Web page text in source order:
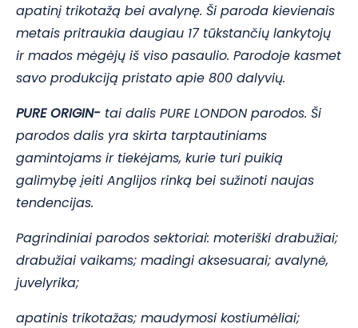
apatinį trikotažą bei avalynę. Ši paroda kievienais
metais pritraukia daugiau 17 tūkstančių lankytojų
ir mados mėgėjų iš viso pasaulio. Parodoje kasmet
savo produkciją pristato apie 800 dalyvių.
PURE ORIGIN- tai dalis PURE LONDON parodos. Ši
parodos dalis yra skirta tarptautiniams
gamintojams ir tiekėjams, kurie turi puikią
galimybę įeiti Anglijos rinką bei sužinoti naujas
tendencijas.
Pagrindiniai parodos sektoriai: moteriški drabužiai;
drabužiai vaikams; madingi aksesuarai; avalynė,
juvelyrika;
apatinis trikotažas; maudymosi kostiumėliai;